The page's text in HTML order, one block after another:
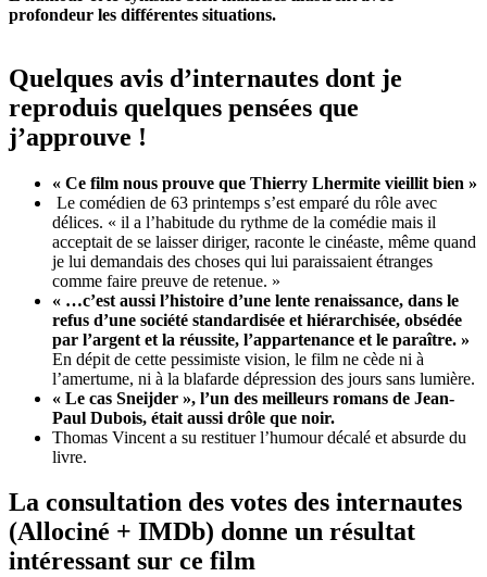
profondeur les différentes situations.
Quelques avis d’internautes dont je
reproduis quelques pensées que
j’approuve !
« Ce film nous prouve que Thierry Lhermite vieillit bien »
Le comédien de 63 printemps s’est emparé du rôle avec
délices. « il a l’habitude du rythme de la comédie mais il
acceptait de se laisser diriger, raconte le cinéaste, même quand
je lui demandais des choses qui lui paraissaient étranges
comme faire preuve de retenue. »
« …c’est aussi l’histoire d’une lente renaissance, dans le
refus d’une société standardisée et hiérarchisée, obsédée
par l’argent et la réussite, l’appartenance et le paraître. »
En dépit de cette pessimiste vision, le film ne cède ni à
l’amertume, ni à la blafarde dépression des jours sans lumière.
« Le cas Sneijder », l’un des meilleurs romans de Jean-
Paul Dubois, était aussi drôle que noir.
Thomas Vincent a su restituer l’humour décalé et absurde du
livre.
La consultation des votes des internautes
(Allociné + IMDb) donne un résultat
intéressant sur ce film